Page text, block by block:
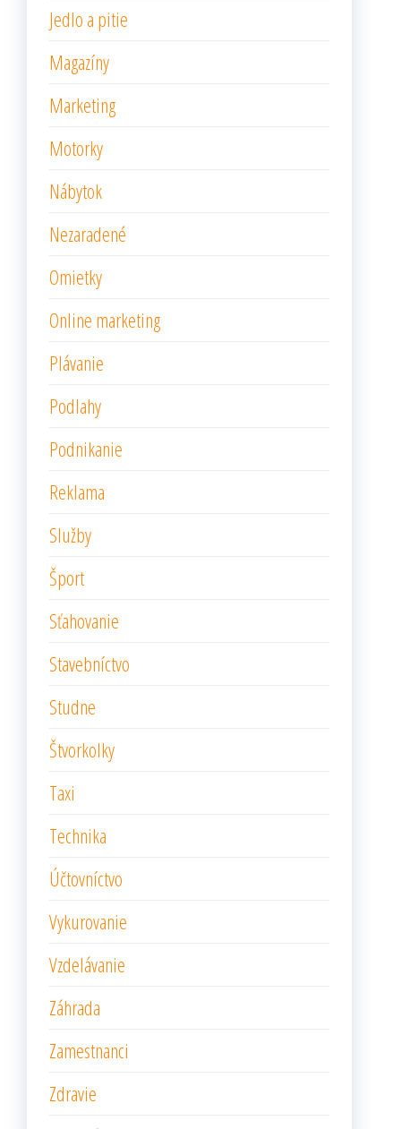
Jedlo a pitie
Magazíny
Marketing
Motorky
Nábytok
Nezaradené
Omietky
Online marketing
Plávanie
Podlahy
Podnikanie
Reklama
Služby
Šport
Sťahovanie
Stavebníctvo
Studne
Štvorkolky
Taxi
Technika
Účtovníctvo
Vykurovanie
Vzdelávanie
Záhrada
Zamestnanci
Zdravie